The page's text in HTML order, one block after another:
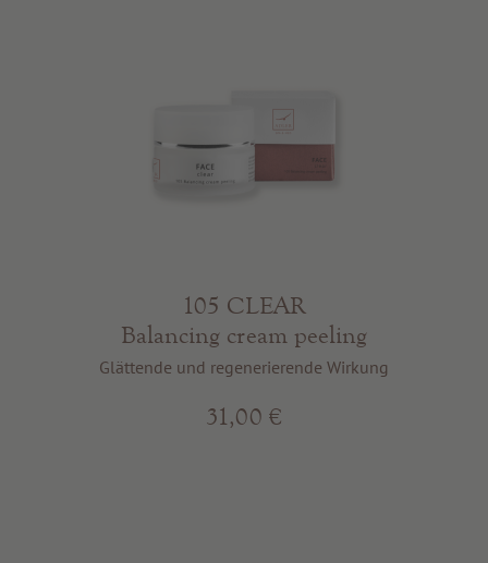
105 CLEAR
Balancing cream peeling
Glättende und regenerierende Wirkung
31,00 €